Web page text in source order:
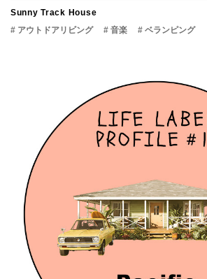
Sunny Track House
# アウトドアリビング
# 音楽 # ベランピング